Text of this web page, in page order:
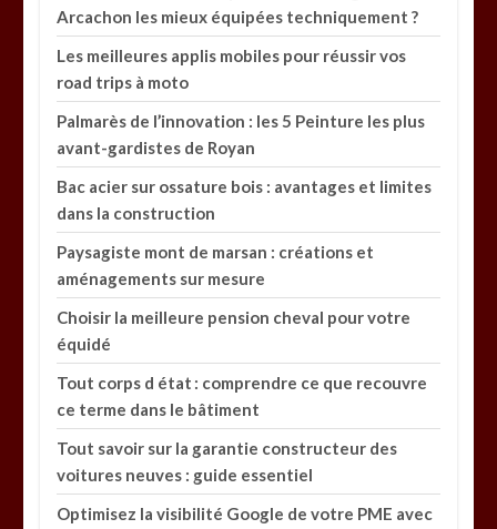
Arcachon les mieux équipées techniquement ?
Les meilleures applis mobiles pour réussir vos
road trips à moto
Palmarès de l’innovation : les 5 Peinture les plus
avant-gardistes de Royan
Bac acier sur ossature bois : avantages et limites
dans la construction
Paysagiste mont de marsan : créations et
aménagements sur mesure
Choisir la meilleure pension cheval pour votre
équidé
Tout corps d état : comprendre ce que recouvre
ce terme dans le bâtiment
Tout savoir sur la garantie constructeur des
voitures neuves : guide essentiel
Optimisez la visibilité Google de votre PME avec